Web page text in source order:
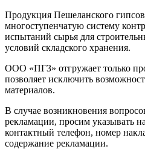
Продукция Пешеланского
многоступенчатую систему
испытаний сырья для
условий складского хранения.
ООО «ПГЗ» отгружает только
позволяет исключить
материалов.
В случае возникновения
рекламации, просим указывать
контактный телефон, номер
содержание рекламации.